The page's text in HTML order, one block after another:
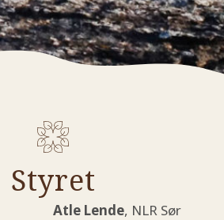
Styret
Atle Lende, NLR Sør